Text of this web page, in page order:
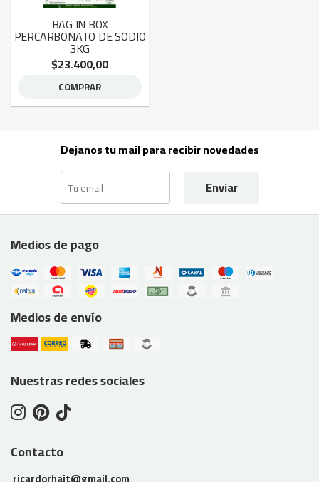
BAG IN BOX
PERCARBONATO DE SODIO
3KG
$23.400,00
COMPRAR
Dejanos tu mail para recibir novedades
Enviar
Medios de pago
Medios de envío
Nuestras redes sociales
Contacto